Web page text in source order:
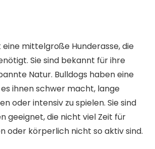
eine mittelgroße Hunderasse, die
Sie sind bekannt für ihre
Natur. Bulldogs haben eine
es ihnen schwer macht, lange
oder intensiv zu spielen. Sie sind
geeignet, die nicht viel Zeit für
oder körperlich nicht so aktiv sind.